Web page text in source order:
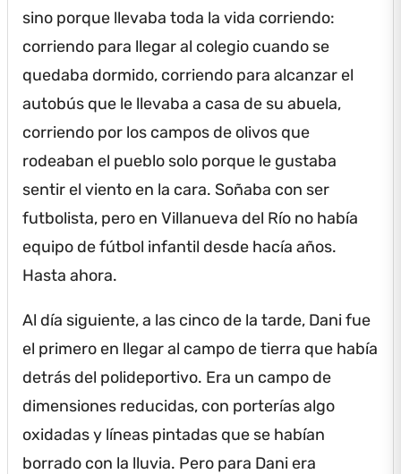
sino porque llevaba toda la vida corriendo:
corriendo para llegar al colegio cuando se
quedaba dormido, corriendo para alcanzar el
autobús que le llevaba a casa de su abuela,
corriendo por los campos de olivos que
rodeaban el pueblo solo porque le gustaba
sentir el viento en la cara. Soñaba con ser
futbolista, pero en Villanueva del Río no había
equipo de fútbol infantil desde hacía años.
Hasta ahora.
Al día siguiente, a las cinco de la tarde, Dani fue
el primero en llegar al campo de tierra que había
detrás del polideportivo. Era un campo de
dimensiones reducidas, con porterías algo
oxidadas y líneas pintadas que se habían
borrado con la lluvia. Pero para Dani era